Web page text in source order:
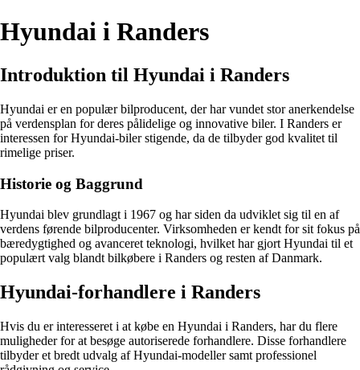
Hyundai i Randers
Introduktion til Hyundai i Randers
Hyundai er en populær bilproducent, der har vundet stor anerkendelse
på verdensplan for deres pålidelige og innovative biler. I Randers er
interessen for Hyundai-biler stigende, da de tilbyder god kvalitet til
rimelige priser.
Historie og Baggrund
Hyundai blev grundlagt i 1967 og har siden da udviklet sig til en af
verdens førende bilproducenter. Virksomheden er kendt for sit fokus på
bæredygtighed og avanceret teknologi, hvilket har gjort Hyundai til et
populært valg blandt bilkøbere i Randers og resten af Danmark.
Hyundai-forhandlere i Randers
Hvis du er interesseret i at købe en Hyundai i Randers, har du flere
muligheder for at besøge autoriserede forhandlere. Disse forhandlere
tilbyder et bredt udvalg af Hyundai-modeller samt professionel